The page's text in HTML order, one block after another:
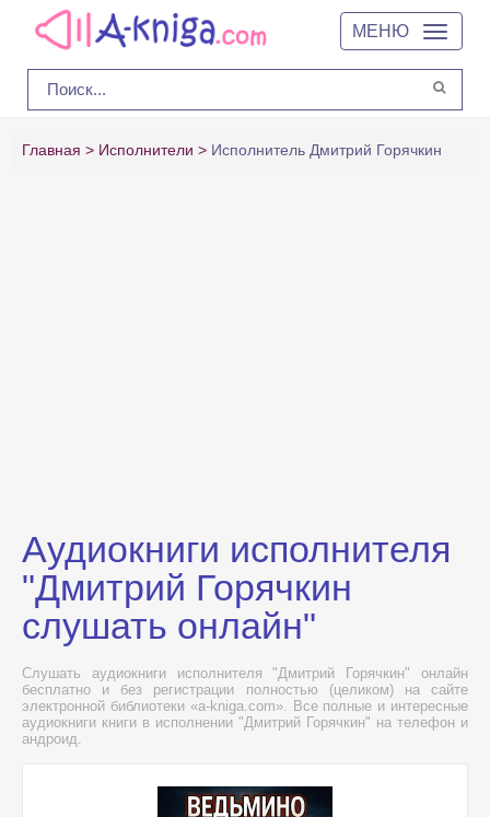
МЕНЮ
Главная Исполнители Исполнитель Дмитрий Горячкин
Аудиокниги исполнителя
"Дмитрий Горячкин
слушать онлайн"
Слушать аудиокниги исполнителя "Дмитрий Горячкин" онлайн
бесплатно и без регистрации полностью (целиком) на сайте
электронной библиотеки «a-kniga.com». Все полные и интересные
аудиокниги книги в исполнении "Дмитрий Горячкин" на телефон и
андроид.